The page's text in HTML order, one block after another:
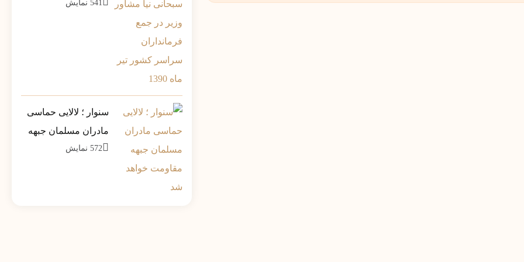
مشاور وزیر در جمع
541 نمایش
سنوار ؛ لالایی حماسی
مادران مسلمان جبهه
مقاومت خواهد شد
572 نمایش